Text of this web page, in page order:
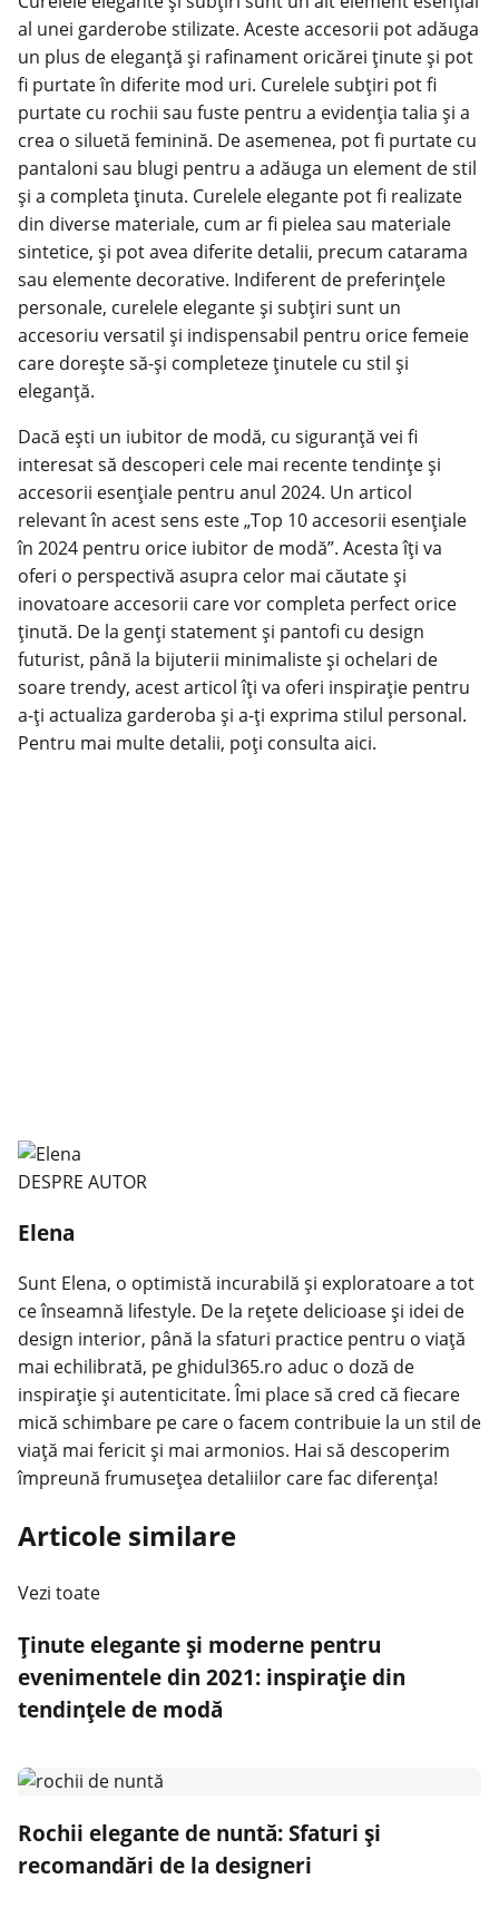
al unei garderobe stilizate. Aceste accesorii pot adăuga
un plus de eleganță și rafinament oricărei ținute și pot
fi purtate în diferite mod uri. Curelele subțiri pot fi
purtate cu rochii sau fuste pentru a evidenția talia și a
crea o siluetă feminină. De asemenea, pot fi purtate cu
pantaloni sau blugi pentru a adăuga un element de stil
și a completa ținuta. Curelele elegante pot fi realizate
din diverse materiale, cum ar fi pielea sau materiale
sintetice, și pot avea diferite detalii, precum catarama
sau elemente decorative. Indiferent de preferințele
personale, curelele elegante și subțiri sunt un
accesoriu versatil și indispensabil pentru orice femeie
care dorește să-și completeze ținutele cu stil și
eleganță.
Dacă ești un iubitor de modă, cu siguranță vei fi
interesat să descoperi cele mai recente tendințe și
accesorii esențiale pentru anul 2024. Un articol
relevant în acest sens este „Top 10 accesorii esențiale
în 2024 pentru orice iubitor de modă”. Acesta îți va
oferi o perspectivă asupra celor mai căutate și
inovatoare accesorii care vor completa perfect orice
ținută. De la genți statement și pantofi cu design
futurist, până la bijuterii minimaliste și ochelari de
soare trendy, acest articol îți va oferi inspirație pentru
a-ți actualiza garderoba și a-ți exprima stilul personal.
Pentru mai multe detalii, poți consulta aici.
DESPRE AUTOR
Elena
Sunt Elena, o optimistă incurabilă și exploratoare a tot
ce înseamnă lifestyle. De la rețete delicioase și idei de
design interior, până la sfaturi practice pentru o viață
mai echilibrată, pe ghidul365.ro aduc o doză de
inspirație și autenticitate. Îmi place să cred că fiecare
mică schimbare pe care o facem contribuie la un stil de
viață mai fericit și mai armonios. Hai să descoperim
împreună frumusețea detaliilor care fac diferența!
Articole similare
Vezi toate
Ținute elegante și moderne pentru
evenimentele din 2021: inspirație din
tendințele de modă
Rochii elegante de nuntă: Sfaturi și
recomandări de la designeri